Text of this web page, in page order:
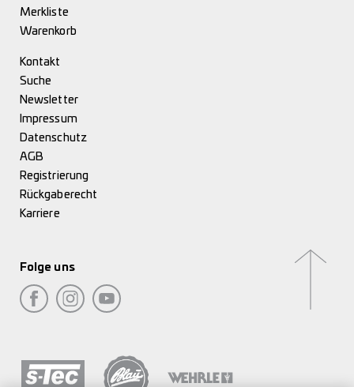
Merkliste
Warenkorb
Kontakt
Suche
Newsletter
Impressum
Datenschutz
AGB
Registrierung
Rückgaberecht
Karriere
Folge uns